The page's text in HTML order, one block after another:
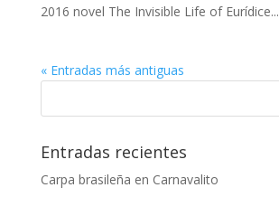
2016 novel The Invisible Life of Eurídice...
« Entradas más antiguas
Entradas recientes
Carpa brasileña en Carnavalito